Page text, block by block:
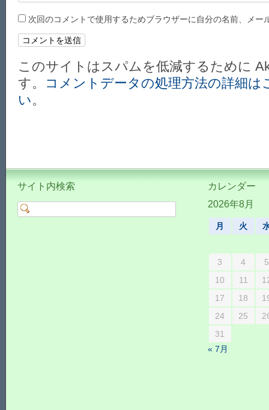
次回のコメントで使用するためブラウザーに自分の名前、メー
このサイトはスパムを低減するために
す。
コメントデータの処理方法の詳細
い。
サイト内検索
カレンダー
2026年8月
月 火
3 4
5
10
11
17
18
24
25
31
« 7月